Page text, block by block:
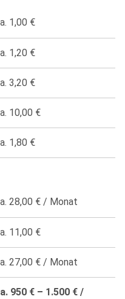
1,00 €
1,20 €
3,20 €
10,00 €
1,80 €
28,00 € / Monat
11,00 €
27,00 € / Monat
950 € – 1.500 € /